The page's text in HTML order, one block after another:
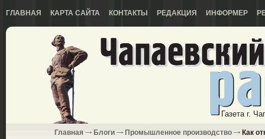
ГЛАВНАЯ КАРТА САЙТА КОНТАКТЫ РЕДАКЦИЯ ИНФОРМЕР
Газета г.
Главная Блоги Промышленное производство Как